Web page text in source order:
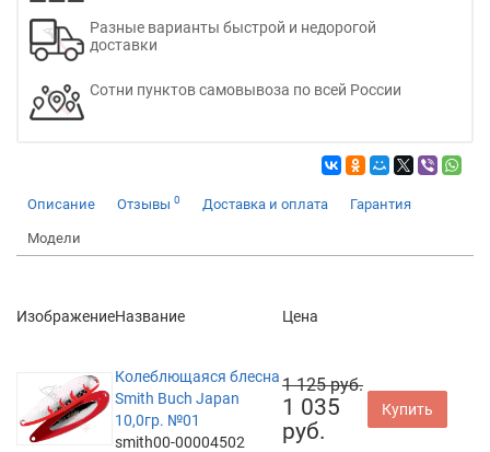
Разные варианты быстрой и недорогой
доставки
Сотни пунктов самовывоза по всей России
Описание Отзывы 0 Доставка и оплата Гарантия
Модели
ИзображениеНазвание Цена
Колеблющаяся блесна
Smith Buch Japan
10,0гр. №01
smith00-00004502
1 125 руб.
1 035
руб.
Купить